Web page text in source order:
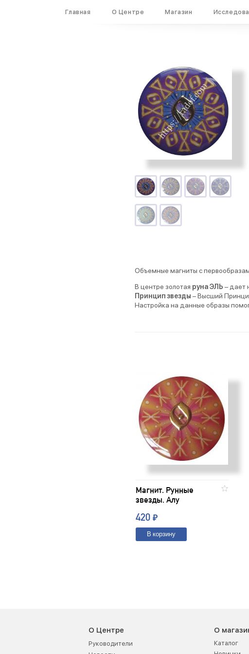
Главная О Центре Магазин
Объемные магниты с
В центре золотая руна ЭЛЬ – дает
Принцип звезды – Высший
Настройка на данные образы
Магнит. Рунные
звезды. Алу
420 ₽
В корзину
О Центре
Руководители
О
Каталог
Вход Регистрация